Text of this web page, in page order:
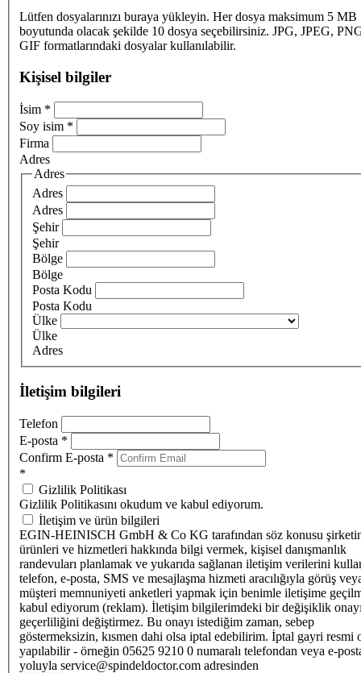
Lütfen dosyalarınızı buraya yükleyin. Her dosya maksimum 5 MB
boyutunda olacak şekilde 10 dosya seçebilirsiniz. JPG, JPEG,
GIF formatlarındaki dosyalar kullanılabilir.
Kişisel bilgiler
İsim *
Soy isim *
Firma
Adres
Adres
Adres
Adres
Şehir
Şehir
Bölge
Bölge
Posta Kodu
Posta Kodu
Ülke
Ülke
Adres
İletişim bilgileri
Telefon
E-posta *
Confirm E-posta *
*
Gizlilik Politikası
Gizlilik Politikasını okudum ve kabul ediyorum.
İletişim ve ürün bilgileri
EGIN-HEINISCH GmbH & Co KG tarafından söz konusu
ürünleri ve hizmetleri hakkında bilgi vermek, kişisel danışmanlık
randevuları planlamak ve yukarıda sağlanan iletişim verilerini
telefon, e-posta, SMS ve mesajlaşma hizmeti aracılığıyla görüş
müşteri memnuniyeti anketleri yapmak için benimle iletişime
kabul ediyorum (reklam). İletişim bilgilerimdeki bir değişiklik
geçerliliğini değiştirmez. Bu onayı istediğim zaman, sebep
göstermeksizin, kısmen dahi olsa iptal edebilirim. İptal gayri resmi
yapılabilir - örneğin 05625 9210 0 numaralı telefondan veya e-
yoluyla service@spindeldoctor.com adresinden